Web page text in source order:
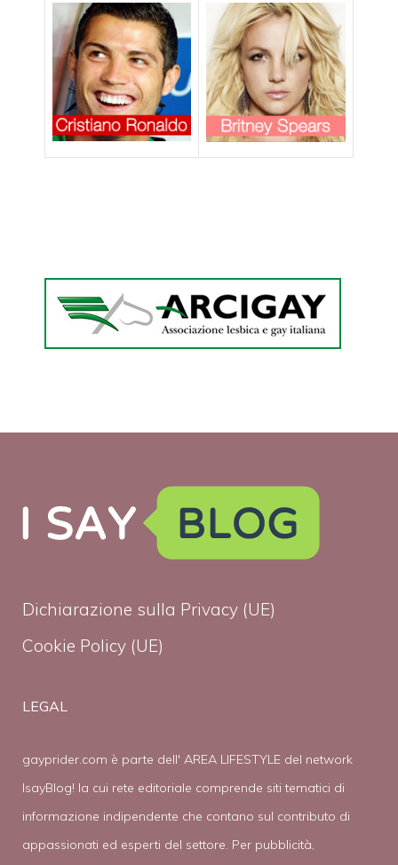
Dichiarazione sulla Privacy (UE)
Cookie Policy (UE)
LEGAL
gayprider.com è parte dell' AREA LIFESTYLE del network
IsayBlog! la cui rete editoriale comprende siti tematici di
informazione indipendente che contano sul contributo di
appassionati ed esperti del settore. Per pubblicità,